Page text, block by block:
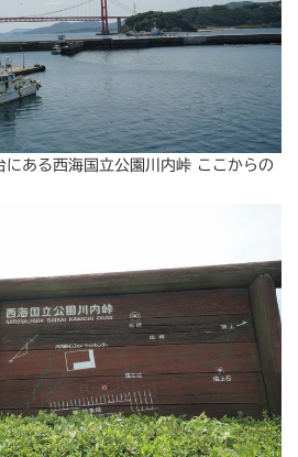
にある西海国立公園川内峠 ここからの